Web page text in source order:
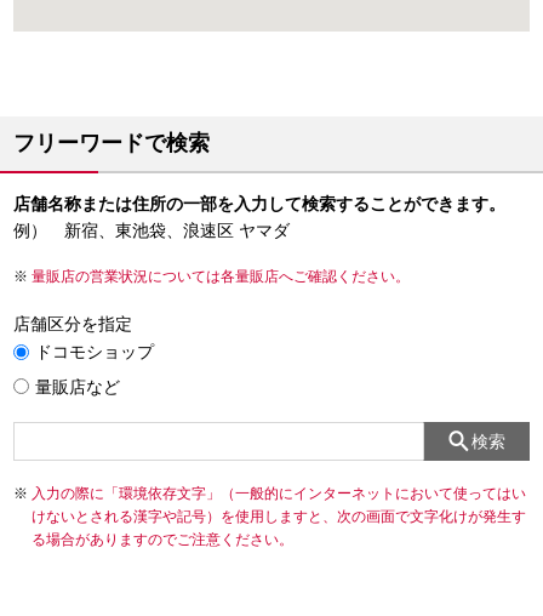
フリーワードで検索
店舗名称または住所の一部を入力して検索することができます。
例） 新宿、東池袋、浪速区 ヤマダ
量販店の営業状況については各量販店へご確認ください。
店舗区分を指定
ドコモショップ
量販店など
検索
入力の際に「環境依存文字」（一般的にインターネットにおいて使ってはい
けないとされる漢字や記号）を使用しますと、次の画面で文字化けが発生す
る場合がありますのでご注意ください。